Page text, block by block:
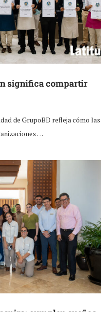
significa compartir
de GrupoBD refleja cómo las
…